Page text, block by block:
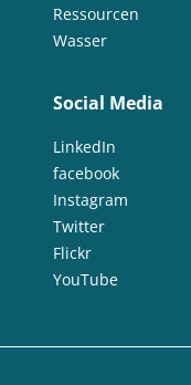
Ressourcen
Wasser
Social Media
LinkedIn
facebook
Instagram
Twitter
Flickr
YouTube